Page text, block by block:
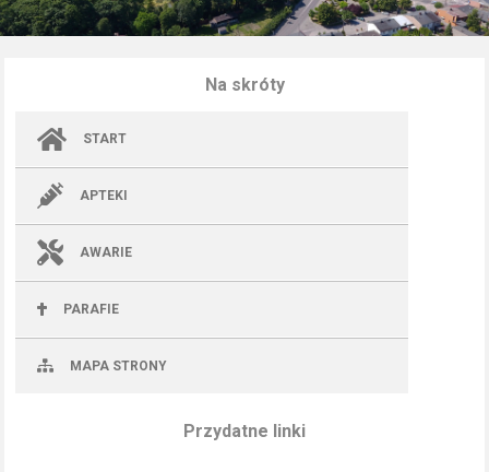
Na skróty
START
APTEKI
AWARIE
PARAFIE
MAPA STRONY
Przydatne linki